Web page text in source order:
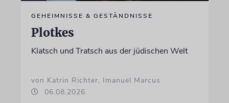
GEHEIMNISSE & GESTÄNDNISSE
Plotkes
Klatsch und Tratsch aus der jüdischen Welt
von Katrin Richter, Imanuel Marcus
06.08.2026